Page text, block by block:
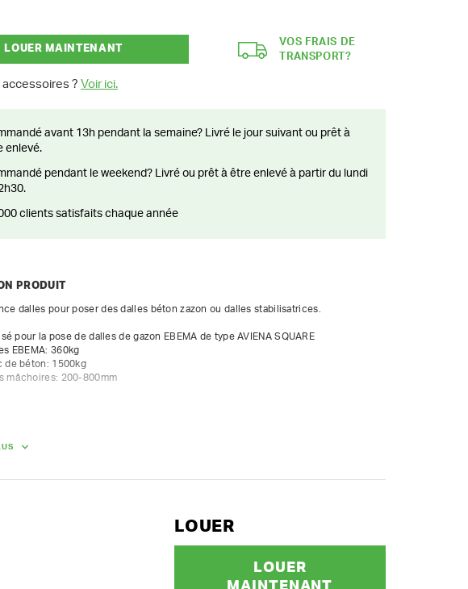
LOUER MAINTENANT
? Voir ici.
VOS FRAIS DE
TRANSPORT?
enlevé.
clients satisfaits chaque année
PRODUIT
dalles pour poser des dalles béton zazon ou dalles stabilisatrices.
pour la pose de dalles de gazon EBEMA de type AVIENA SQUARE
EBEMA: 360kg
de béton: 1500kg
mâchoires: 200-800mm
LOUER
LOUER